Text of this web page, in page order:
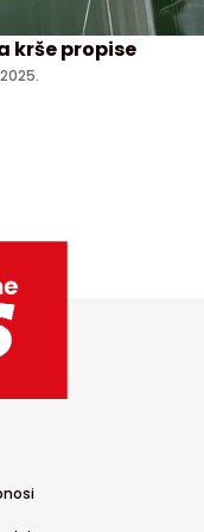
krše propise